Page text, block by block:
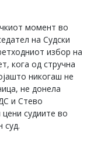
момент во
на Судски
избор на
кога од стручна
никогаш не
не донела
и Стево
судиите во
суд.